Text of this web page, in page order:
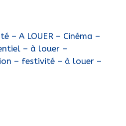
– A LOUER – Cinéma –
– à louer –
– festivité – à louer –